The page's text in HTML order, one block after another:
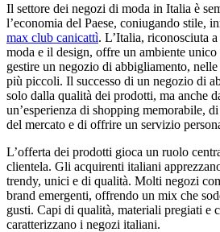
Il settore dei negozi di moda in Italia è
l’economia del Paese, coniugando stile,
max club canicattì. L’Italia, riconosciuta
moda e il design, offre un ambiente
gestire un negozio di abbigliamento,
più piccoli. Il successo di un negozio di
solo dalla qualità dei prodotti, ma anche
un’esperienza di shopping memorabile,
del mercato e di offrire un servizio
L’offerta dei prodotti gioca un ruolo
clientela. Gli acquirenti italiani
trendy, unici e di qualità. Molti negozi
brand emergenti, offrendo un mix che
gusti. Capi di qualità, materiali pregiati e
caratterizzano i negozi italiani.